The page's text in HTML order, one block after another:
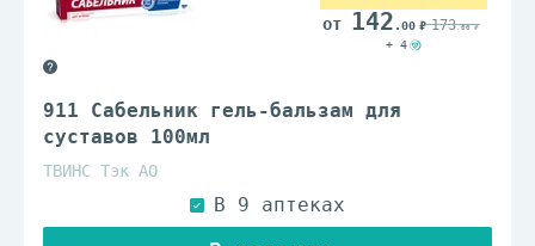
911 Сабельник гель-бальзам для
суставов 100мл
ТВИНС Тэк АО
142 .00 173.00
+ 4